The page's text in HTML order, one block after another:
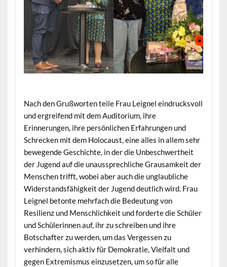
Nach den Grußworten teile Frau Leignel eindrucksvoll
und ergreifend mit dem Auditorium, ihre
Erinnerungen, ihre persönlichen Erfahrungen und
Schrecken mit dem Holocaust, eine alles in allem sehr
bewegende Geschichte, in der die Unbeschwertheit
der Jugend auf die unaussprechliche Grausamkeit der
Menschen trifft, wobei aber auch die unglaubliche
Widerstandsfähigkeit der Jugend deutlich wird. Frau
Leignel betonte mehrfach die Bedeutung von
Resilienz und Menschlichkeit und forderte die Schüler
und Schülerinnen auf, ihr zu schreiben und ihre
Botschafter zu werden, um das Vergessen zu
verhindern, sich aktiv für Demokratie, Vielfalt und
gegen Extremismus einzusetzen, um so für alle